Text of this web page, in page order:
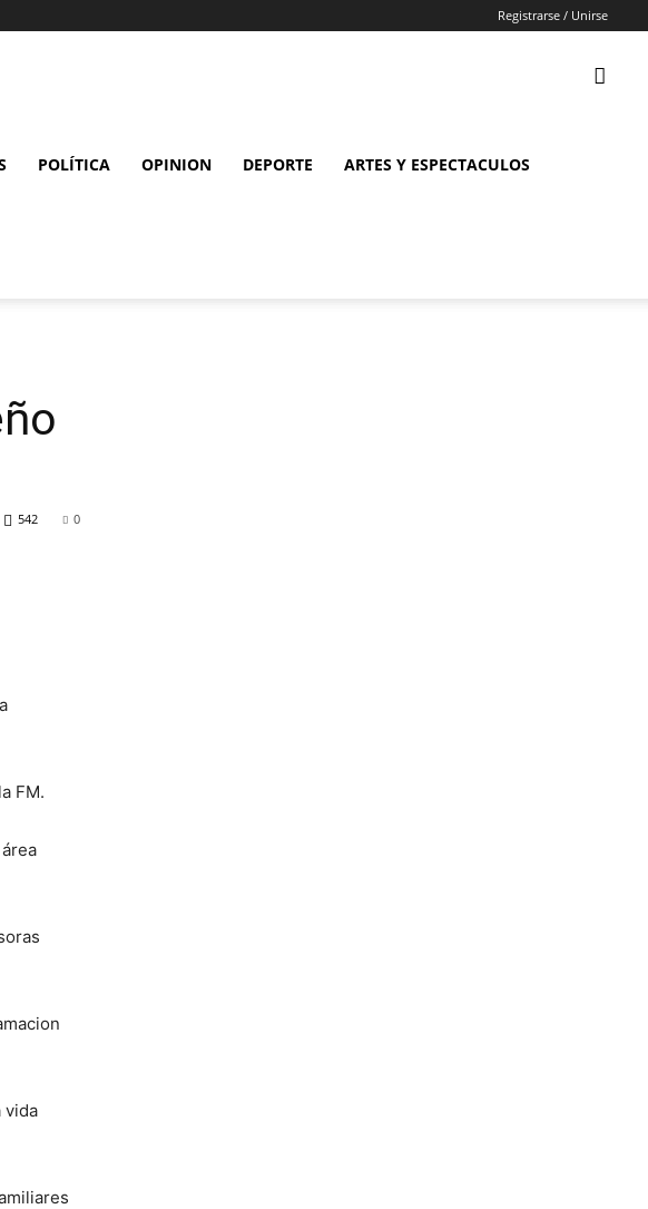
Registrarse / Unirse
POLÍTICA OPINION DEPORTE ARTES Y ESPECTACULOS
0
542
FM.
vida